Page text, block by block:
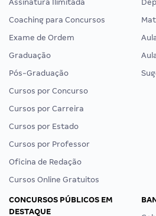
Assinatura Ilimitada
Coaching para Concursos
Exame de Ordem
Graduação
Pós-Graduação
Cursos por Concurso
Cursos por Carreira
Cursos por Estado
Cursos por Professor
Oficina de Redação
Cursos Online Gratuitos
CONCURSOS PÚBLICOS EM
DESTAQUE